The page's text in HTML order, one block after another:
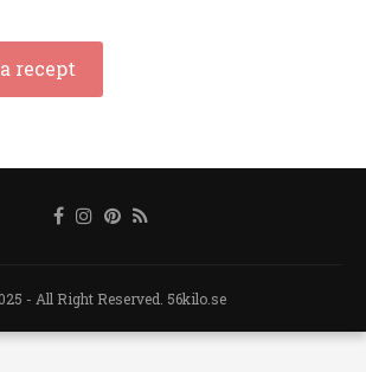
recept
- All Right Reserved. 56kilo.se